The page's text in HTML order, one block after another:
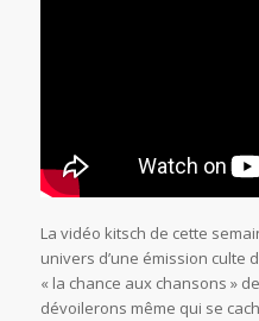
La vidéo kitsch de cette
univers d’une émission culte
« la chance aux chansons »
dévoilerons même qui se